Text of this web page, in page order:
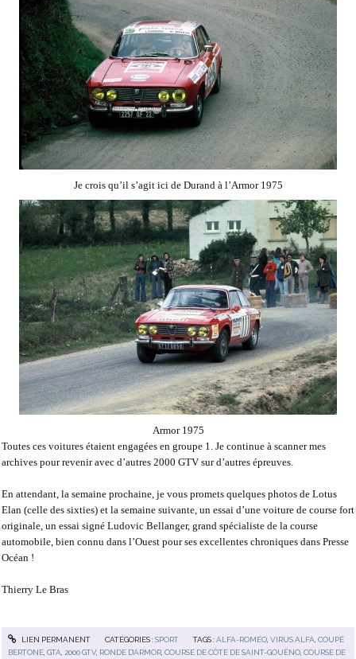
Je crois qu’il s’agit ici de Durand à l’Armor 1975
Armor 1975
Toutes ces voitures étaient engagées en groupe 1. Je continue à scanner mes
archives pour revenir avec d’autres 2000 GTV sur d’autres épreuves.
En attendant, la semaine prochaine, je vous promets quelques photos de Lotus
Elan (celle des sixties) et la semaine suivante, un essai d’une voiture de course fort
originale, un essai signé Ludovic Bellanger, grand spécialiste de la course
automobile, bien connu dans l’Ouest pour ses excellentes chroniques dans Presse
Océan !
Thierry Le Bras
LIEN PERMANENT CATÉGORIES :SPORT TAGS :ALFA-ROMÉO,VIRUS ALFA,COUPÉ
BERTONE,GTA, 2000 GTV, RONDE D’ARMOR,COURSE DE CÔTE DE SAINT-GOUËNO,COURSE DE